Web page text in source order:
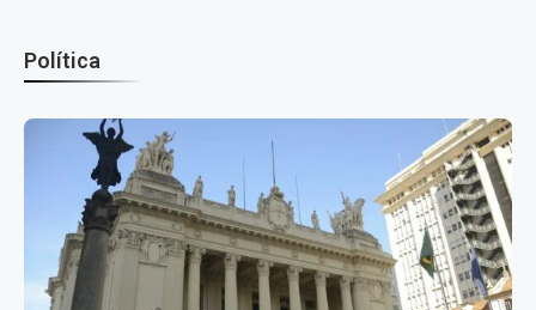
Política